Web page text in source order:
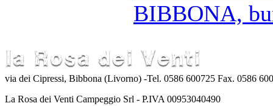
BIBBONA,
via dei Cipressi, Bibbona (Livorno) -Tel. 0586 600725 Fax. 0586
La Rosa dei Venti Campeggio Srl - P.IVA 00953040490